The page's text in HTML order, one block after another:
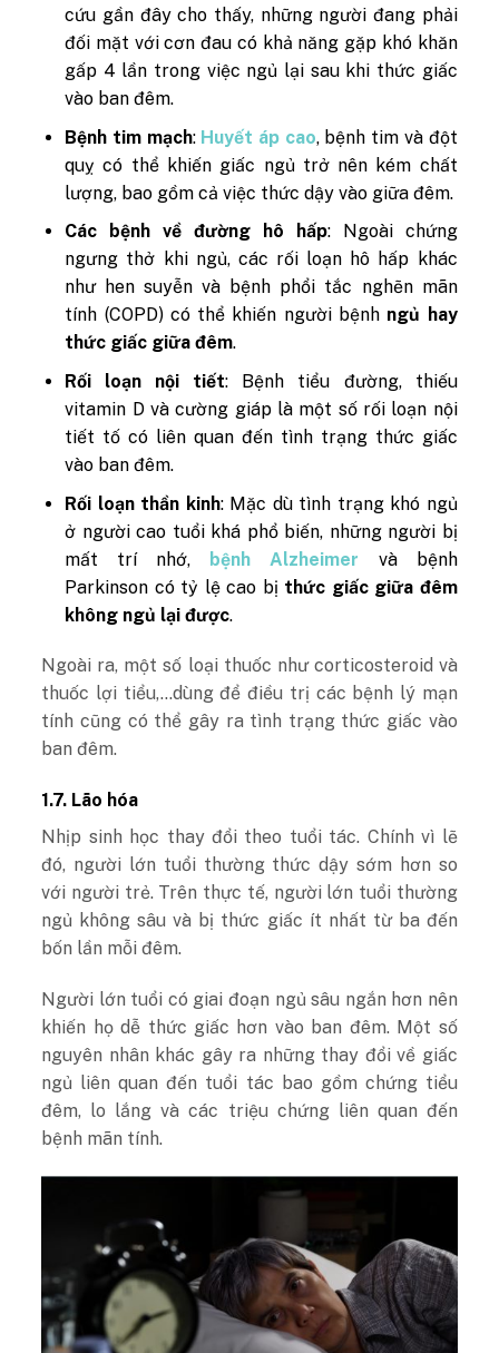
cứu gần đây cho thấy, những người đang phải
đối mặt với cơn đau có khả năng gặp khó khăn
gấp 4 lần trong việc ngủ lại sau khi thức giấc
vào ban đêm.
Bệnh tim mạch: Huyết áp cao, bệnh tim và đột
quỵ có thể khiến giấc ngủ trở nên kém chất
lượng, bao gồm cả việc thức dậy vào giữa đêm.
Các bệnh về đường hô hấp: Ngoài chứng
ngưng thở khi ngủ, các rối loạn hô hấp khác
như hen suyễn và bệnh phổi tắc nghẽn mãn
tính (COPD) có thể khiến người bệnh ngủ hay
thức giấc giữa đêm.
Rối loạn nội tiết: Bệnh tiểu đường, thiếu
vitamin D và cường giáp là một số rối loạn nội
tiết tố có liên quan đến tình trạng thức giấc
vào ban đêm.
Rối loạn thần kinh: Mặc dù tình trạng khó ngủ
ở người cao tuổi khá phổ biến, những người bị
mất trí nhớ,
bệnh Alzheimer và bệnh
Parkinson có tỷ lệ cao bị thức giấc giữa đêm
không ngủ lại được.
Ngoài ra, một số loại thuốc như corticosteroid và
thuốc lợi tiểu,…dùng để điều trị các bệnh lý mạn
tính cũng có thể gây ra tình trạng thức giấc vào
ban đêm.
1.7. Lão hóa
Nhịp sinh học thay đổi theo tuổi tác. Chính vì lẽ
đó, người lớn tuổi thường thức dậy sớm hơn so
với người trẻ. Trên thực tế, người lớn tuổi thường
ngủ không sâu và bị thức giấc ít nhất từ ba đến
bốn lần mỗi đêm.
Người lớn tuổi có giai đoạn ngủ sâu ngắn hơn nên
khiến họ dễ thức giấc hơn vào ban đêm. Một số
nguyên nhân khác gây ra những thay đổi về giấc
ngủ liên quan đến tuổi tác bao gồm chứng tiểu
đêm, lo lắng và các triệu chứng liên quan đến
bệnh mãn tính.